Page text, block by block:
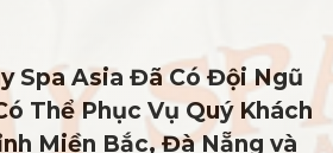
Spa Asia Đã Có Đội Ngũ
Thể Phục Vụ Quý Khách
Miền Bắc, Đà Nẵng và